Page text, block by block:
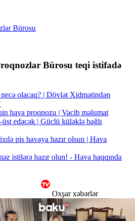
Bürosu
Bürosu teqi istifadə
olacaq? | Dövlət Xidmətindən
hava proqnozu | Vacib məlumat
üst edəcək | Güclü küləklə bağlı
pis havaya hazır olsun | Hava
istilərə hazır olun! - Hava haqqında
Oxşar xəbərlər